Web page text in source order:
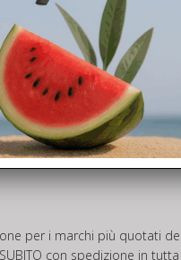
e ad identificare
se procedere o meno alla
per i marchi più quotati
con spedizione in